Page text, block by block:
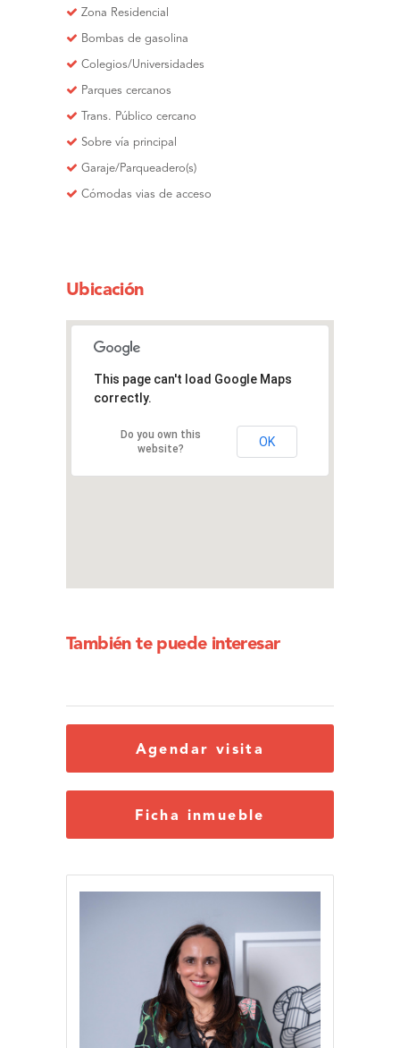
Zona Residencial
Bombas de gasolina
Colegios/Universidades
Parques cercanos
Trans. Público cercano
Sobre vía principal
Garaje/Parqueadero(s)
Cómodas vias de acceso
Ubicación
This page can't load Google Maps
correctly.
Do you own this
website?
OK
También te puede interesar
Agendar visita
Ficha inmueble